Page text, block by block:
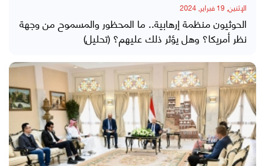
الإثنين, 19 فبراير, 2024
الحوثيون منظمة إرهابية.. ما المحظور والمسموح من وجهة
نظر أمريكا؟ وهل يؤثر ذلك عليهم؟ (تحليل)